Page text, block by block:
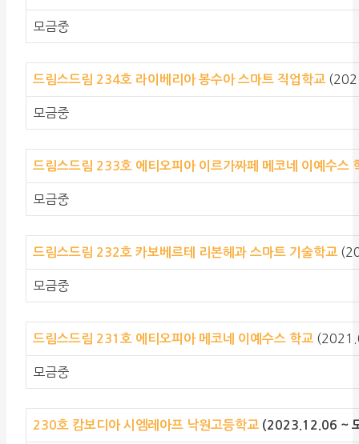
모금중
드림스드림 234호 라이베리아 봉수아 스마트 직업학교
모금중
드림스드림 233호 에티오피아 이르가짜페 메코네 이예수스
모금중
드림스드림 232호 카보베르테 리본헤과 스마트 기술학교
모금중
드림스드림 231호 에티오피아 메코네 이예수스 학교
모금중
230호 캄보디아 시엠레아프 낙원고등학교 (2023.12.06 ~